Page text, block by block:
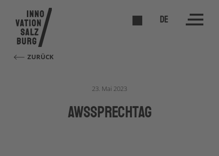
DE
ZURÜCK
23. Mai 2023
awsSPRECHTAG